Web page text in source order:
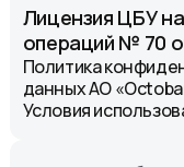
Лицензия ЦБУ
операций № 70
Политика
данных АО
Условия